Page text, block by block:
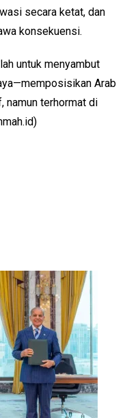
secara ketat, dan
konsekuensi.
untuk menyambut
Arab
namun terhormat di